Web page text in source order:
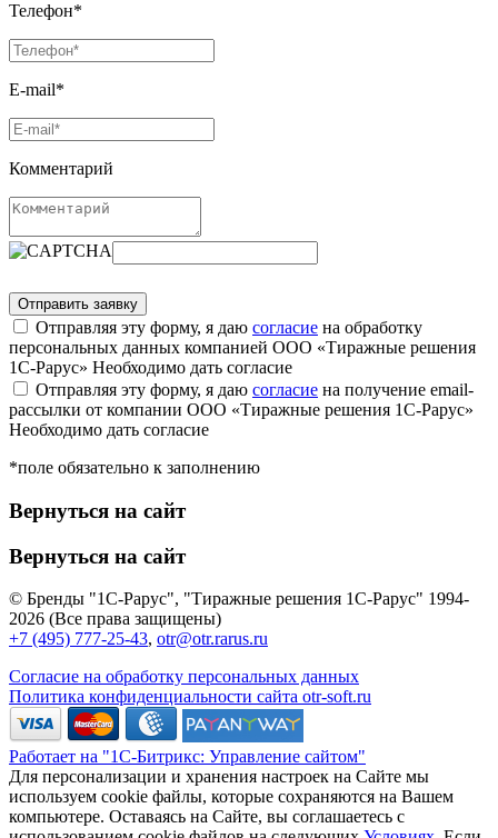
Телефон*
E-mail*
Комментарий
Отправляя эту форму, я даю согласие на обработку
персональных данных компанией ООО «Тиражные решения
1С-Рарус» Необходимо дать согласие
Отправляя эту форму, я даю согласие на получение email-
рассылки от компании ООО «Тиражные решения 1С-Рарус»
Необходимо дать согласие
*поле обязательно к заполнению
Вернуться на сайт
Вернуться на сайт
© Бренды "1С-Рарус", "Тиражные решения 1С-Рарус" 1994-
2026 (Все права защищены)
+7 (495) 777-25-43, otr@otr.rarus.ru
Согласие на обработку персональных данных
Политика конфиденциальности сайта otr-soft.ru
Работает на "1С-Битрикс: Управление сайтом"
Для персонализации и хранения настроек на Сайте мы
используем cookie файлы, которые сохраняются на Вашем
компьютере. Оставаясь на Сайте, вы соглашаетесь с